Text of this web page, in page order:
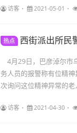
访客 2021-05-01
热点 西街派出所民
4月29日，巴彦淖尔市
务人员的报警称有位精
次询问这位精神异常的
访客 2021-04-30